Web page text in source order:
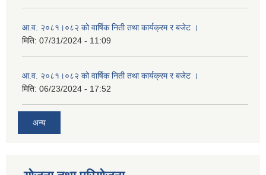
आ.व. २०८१।०८२ को वार्षिक निती तथा कार्यक्रम र बजेट ।
मिति: 07/31/2024 - 11:09
आ.व. २०८१।०८२ को वार्षिक निती तथा कार्यक्रम र बजेट ।
मिति: 06/23/2024 - 17:52
अन्य